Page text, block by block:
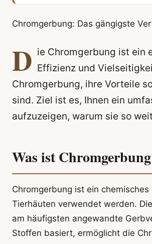
Chromgerbung: Das gängigste
D ie Chromgerbung ist ein
Effizienz und
Chromgerbung, ihre Vorteile
sind. Ziel ist es, Ihnen ein
aufzuzeigen, warum sie so
Was ist
Chromgerbung ist ein
Tierhäuten verwendet werden.
am häufigsten angewandte
Stoffen basiert, ermöglicht die